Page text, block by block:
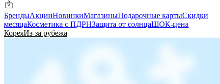
БрендыАкцииНовинкиМагазиныПодарочные картыСкидки
месяцаКосметика с ПДРНЗащита от солнцаШОК-цена
КореяИз-за рубежа